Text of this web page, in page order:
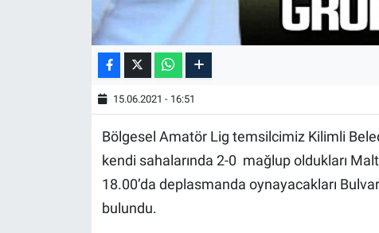
15.06.2021 - 16:51
Bölgesel Amatör Lig temsilcimiz Kilimli
kendi sahalarında 2-0 mağlup oldukları
18.00’da deplasmanda oynayacakları
bulundu.